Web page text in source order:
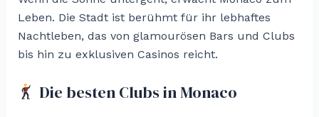
Leben. Die Stadt ist berühmt für ihr lebhaftes
Nachtleben, das von glamourösen Bars und Clubs
bis hin zu exklusiven Casinos reicht.
Die besten Clubs in Monaco